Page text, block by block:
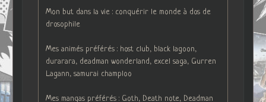
Mon but dans la vie : conquérir le monde à dos de
drosophile
Mes animés préférés : host club, black lagoon,
durarara, deadman wonderland, excel saga, Gurren
Lagann, samurai champloo
Mes mangas préférés : Goth, Death note, Deadman